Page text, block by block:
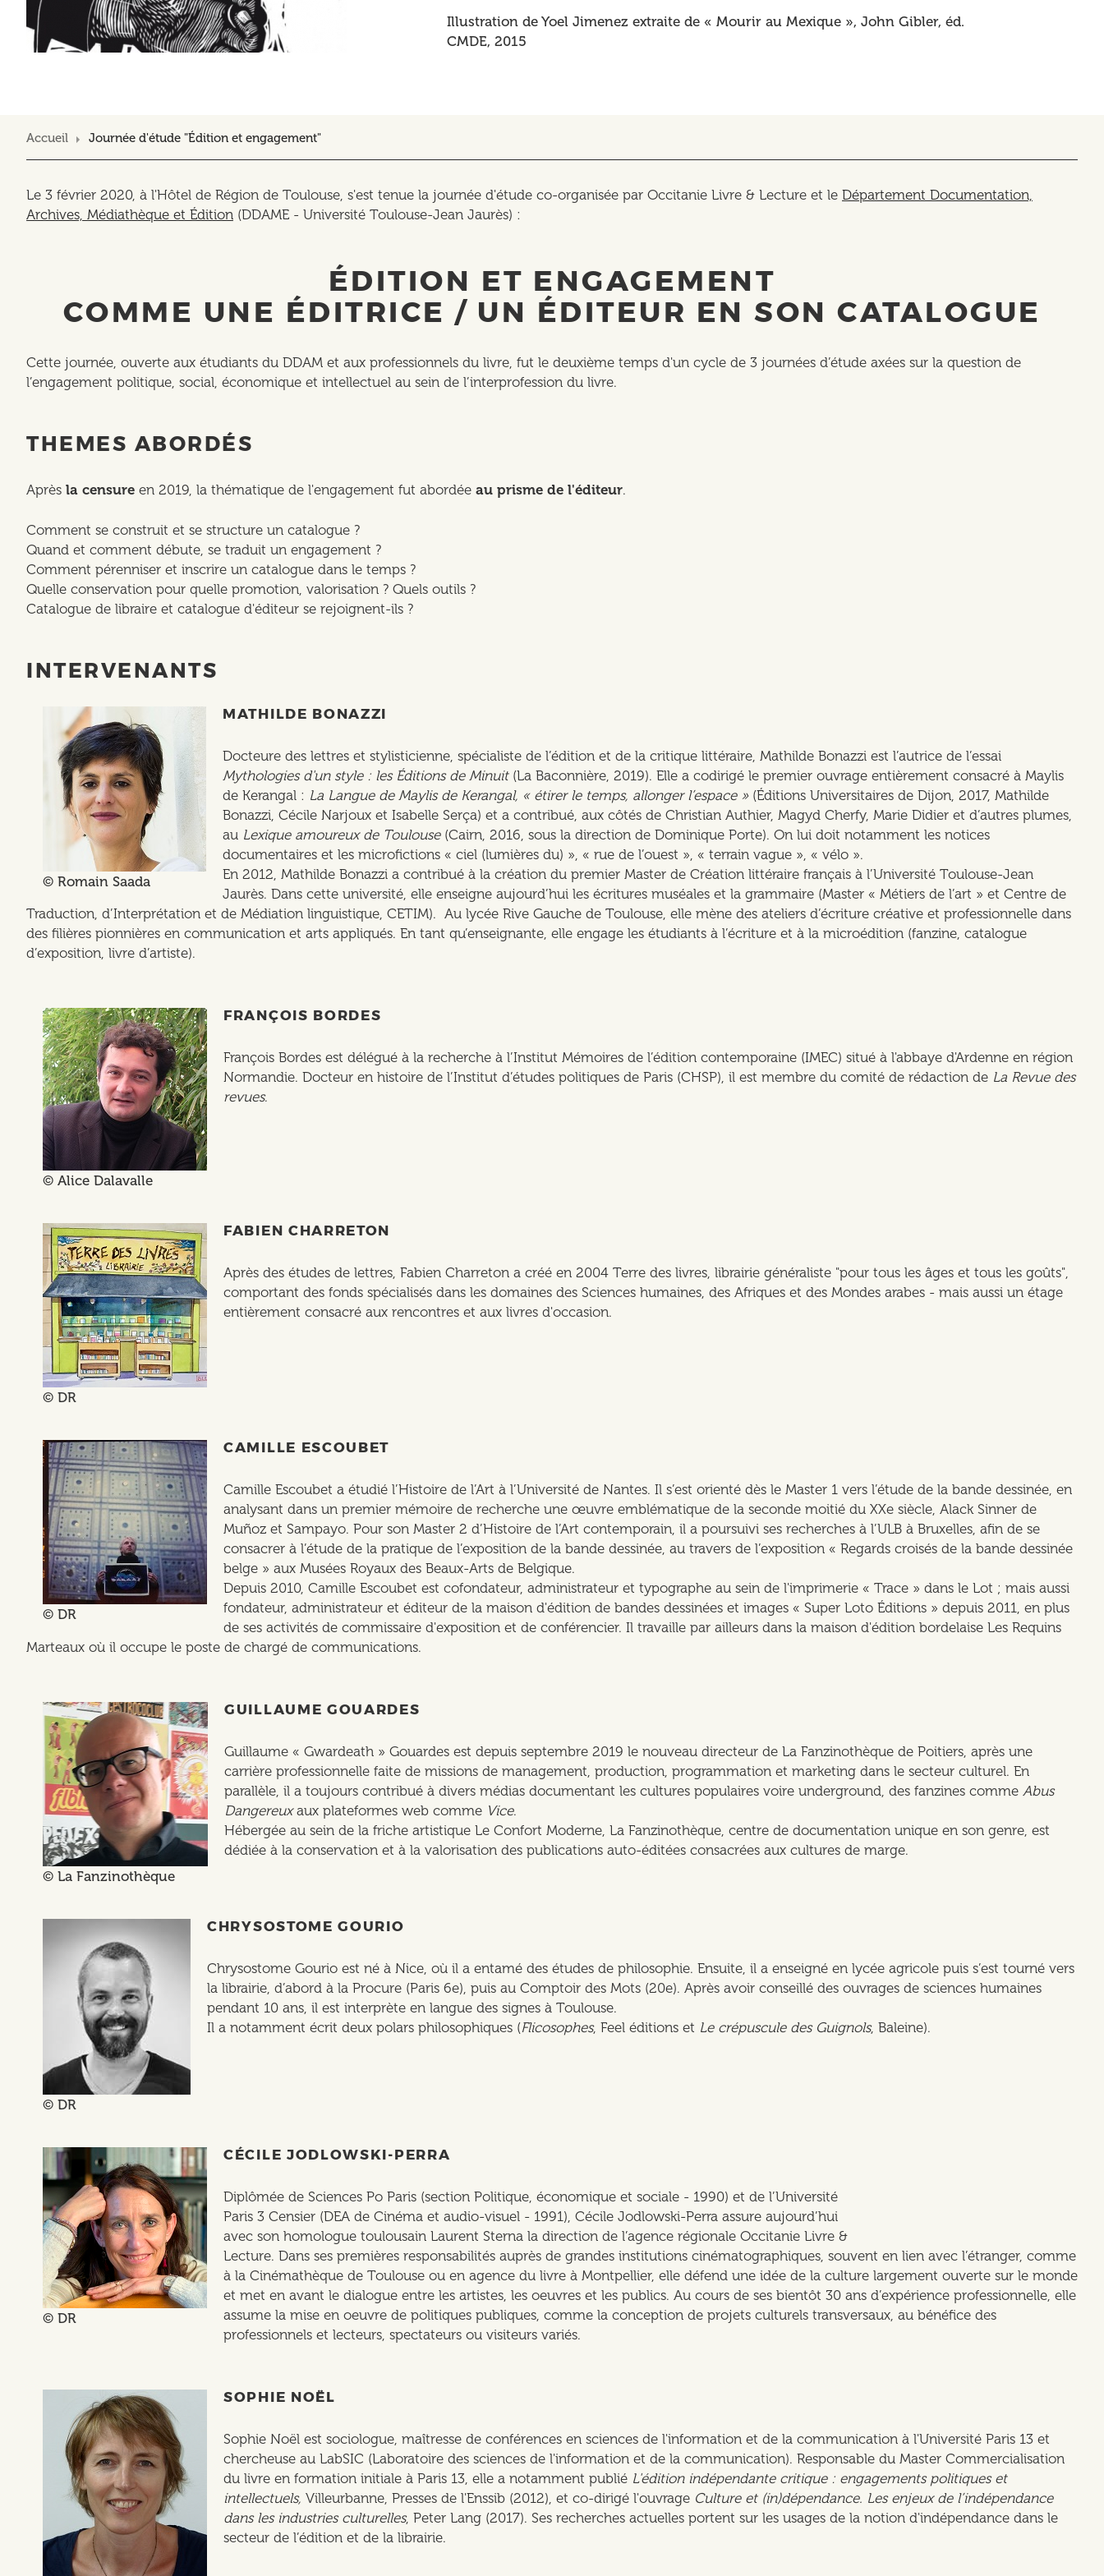
Illustration de Yoel Jimenez extraite de « Mourir au Mexique », John Gibler, éd.
CMDE, 2015
Accueil Journée d'étude "Édition et engagement"
Le 3 février 2020, à l'Hôtel de Région de Toulouse, s'est tenue la journée d'étude co-organisée par Occitanie Livre & Lecture et le Département Documentation,
Archives, Médiathèque et Édition (DDAME - Université Toulouse-Jean Jaurès) :
ÉDITION ET ENGAGEMENT
COMME UNE ÉDITRICE / UN ÉDITEUR EN SON CATALOGUE
Cette journée, ouverte aux étudiants du DDAM et aux professionnels du livre, fut le deuxième temps d'un cycle de 3 journées d’étude axées sur la question de
l’engagement politique, social, économique et intellectuel au sein de l’interprofession du livre.
THEMES ABORDÉS
Après la censure en 2019, la thématique de l'engagement fut abordée au prisme de l'éditeur.
Comment se construit et se structure un catalogue ?
Quand et comment débute, se traduit un engagement ?
Comment pérenniser et inscrire un catalogue dans le temps ?
Quelle conservation pour quelle promotion, valorisation ? Quels outils ?
Catalogue de libraire et catalogue d'éditeur se rejoignent-ils ?
INTERVENANTS
© Romain Saada
MATHILDE BONAZZI
Docteure des lettres et stylisticienne, spécialiste de l’édition et de la critique littéraire, Mathilde Bonazzi est l’autrice de l’essai
Mythologies d'un style : les Éditions de Minuit(La Baconnière, 2019). Elle a codirigé le premier ouvrage entièrement consacré à Maylis
de Kerangal : La Langue de Maylis de Kerangal, « étirer le temps, allonger l’espace »(Éditions Universitaires de Dijon, 2017, Mathilde
Bonazzi, Cécile Narjoux et Isabelle Serça) et a contribué, aux côtés de Christian Authier, Magyd Cherfy, Marie Didier et d’autres plumes,
au Lexique amoureux de Toulouse(Cairn, 2016, sous la direction de Dominique Porte). On lui doit notamment les notices
documentaires et les microfictions « ciel (lumières du) », « rue de l’ouest », « terrain vague », « vélo ».
En 2012, Mathilde Bonazzi a contribué à la création du premier Master de Création littéraire français à l’Université Toulouse-Jean
Jaurès. Dans cette université, elle enseigne aujourd’hui les écritures muséales et la grammaire (Master « Métiers de l’art » et Centre de
Traduction, d’Interprétation et de Médiation linguistique, CETIM). Au lycée Rive Gauche de Toulouse, elle mène des ateliers d’écriture créative et professionnelle dans
des filières pionnières en communication et arts appliqués. En tant qu’enseignante, elle engage les étudiants à l’écriture et à la microédition (fanzine, catalogue
d’exposition, livre d’artiste).
© Alice Dalavalle
FRANÇOIS BORDES
François Bordes est délégué à la recherche à l’Institut Mémoires de l’édition contemporaine (IMEC) situé à l'abbaye d'Ardenne en région
Normandie. Docteur en histoire de l’Institut d’études politiques de Paris (CHSP), il est membre du comité de rédaction de La Revue des
revues.
© DR
FABIEN CHARRETON
Après des études de lettres, Fabien Charreton a créé en 2004 Terre des livres, librairie généraliste "pour tous les âges et tous les goûts",
comportant des fonds spécialisés dans les domaines des Sciences humaines, des Afriques et des Mondes arabes - mais aussi un étage
entièrement consacré aux rencontres et aux livres d'occasion.
© DR
CAMILLE ESCOUBET
Camille Escoubet a étudié l’Histoire de l’Art à l’Université de Nantes. Il s’est orienté dès le Master 1 vers l’étude de la bande dessinée, en
analysant dans un premier mémoire de recherche une œuvre emblématique de la seconde moitié du XXe siècle, Alack Sinner de
Muñoz et Sampayo. Pour son Master 2 d’Histoire de l’Art contemporain, il a poursuivi ses recherches à l’ULB à Bruxelles, afin de se
consacrer à l’étude de la pratique de l’exposition de la bande dessinée, au travers de l’exposition « Regards croisés de la bande dessinée
belge » aux Musées Royaux des Beaux-Arts de Belgique.
Depuis 2010, Camille Escoubet est cofondateur, administrateur et typographe au sein de l'imprimerie « Trace » dans le Lot ; mais aussi
fondateur, administrateur et éditeur de la maison d'édition de bandes dessinées et images « Super Loto Éditions » depuis 2011, en plus
de ses activités de commissaire d'exposition et de conférencier. Il travaille par ailleurs dans la maison d'édition bordelaise Les Requins
Marteaux où il occupe le poste de chargé de communications.
© La Fanzinothèque
GUILLAUME GOUARDES
Guillaume « Gwardeath » Gouardes est depuis septembre 2019 le nouveau directeur de La Fanzinothèque de Poitiers, après une
carrière professionnelle faite de missions de management, production, programmation et marketing dans le secteur culturel. En
parallèle, il a toujours contribué à divers médias documentant les cultures populaires voire underground, des fanzines comme Abus
Dangereuxaux plateformes web comme Vice.
Hébergée au sein de la friche artistique Le Confort Moderne, La Fanzinothèque, centre de documentation unique en son genre, est
dédiée à la conservation et à la valorisation des publications auto-éditées consacrées aux cultures de marge.
© DR
CHRYSOSTOME GOURIO
Chrysostome Gourio est né à Nice, où il a entamé des études de philosophie. Ensuite, il a enseigné en lycée agricole puis s’est tourné vers
la librairie, d’abord à la Procure (Paris 6e), puis au Comptoir des Mots (20e). Après avoir conseillé des ouvrages de sciences humaines
pendant 10 ans, il est interprète en langue des signes à Toulouse.
Il a notamment écrit deux polars philosophiques (Flicosophes, Feel éditions et Le crépuscule des Guignols, Baleine).
© DR
CÉCILE JODLOWSKI-PERRA
Diplômée de Sciences Po Paris (section Politique, économique et sociale - 1990) et de l’Université
Paris 3 Censier (DEA de Cinéma et audio-visuel - 1991), Cécile Jodlowski-Perra assure aujourd’hui
avec son homologue toulousain Laurent Sterna la direction de l’agence régionale Occitanie Livre &
Lecture. Dans ses premières responsabilités auprès de grandes institutions cinématographiques, souvent en lien avec l’étranger, comme
à la Cinémathèque de Toulouse ou en agence du livre à Montpellier, elle défend une idée de la culture largement ouverte sur le monde
et met en avant le dialogue entre les artistes, les oeuvres et les publics. Au cours de ses bientôt 30 ans d’expérience professionnelle, elle
assume la mise en oeuvre de politiques publiques, comme la conception de projets culturels transversaux, au bénéfice des
professionnels et lecteurs, spectateurs ou visiteurs variés.
SOPHIE NOËL
Sophie Noël est sociologue, maîtresse de conférences en sciences de l'information et de la communication à l'Université Paris 13 et
chercheuse au LabSIC (Laboratoire des sciences de l'information et de la communication). Responsable du Master Commercialisation
du livre en formation initiale à Paris 13, elle a notamment publié L'édition indépendante critique : engagements politiques et
intellectuels, Villeurbanne, Presses de l'Enssib (2012), et co-dirigé l'ouvrage Culture et (in)dépendance. Les enjeux de l’indépendance
dans les industries culturelles, Peter Lang (2017). Ses recherches actuelles portent sur les usages de la notion d'indépendance dans le
secteur de l’édition et de la librairie.